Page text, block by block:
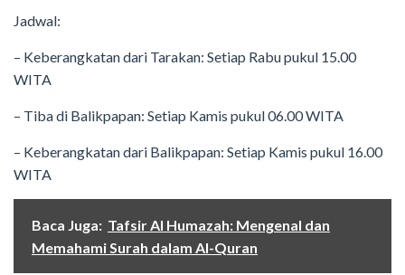
Jadwal:
– Keberangkatan dari Tarakan: Setiap Rabu pukul 15.00
WITA
– Tiba di Balikpapan: Setiap Kamis pukul 06.00 WITA
– Keberangkatan dari Balikpapan: Setiap Kamis pukul 16.00
WITA
Baca Juga: Tafsir Al Humazah: Mengenal dan
Memahami Surah dalam Al-Quran